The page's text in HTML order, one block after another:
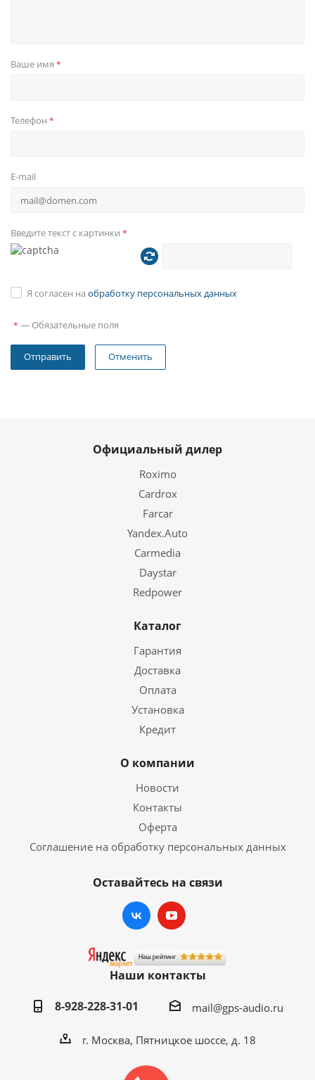
Ваше имя *
Телефон *
E-mail
Введите текст с картинки *
Я согласен на обработку персональных данных
* — Обязательные поля
Отменить
Официальный дилер
Roximo
Cardrox
Farcar
Yandex.Auto
Carmedia
Daystar
Redpower
Каталог
Гарантия
Доставка
Оплата
Установка
Кредит
О компании
Новости
Контакты
Оферта
Соглашение на обработку персональных данных
Оставайтесь на связи
Наши контакты
8-928-228-31-01
mail@gps-audio.ru
г. Москва, Пятницкое шоссе, д. 18